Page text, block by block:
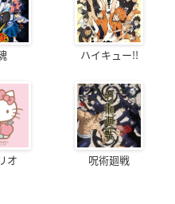
ハイキュー!!
オ 呪術廻戦